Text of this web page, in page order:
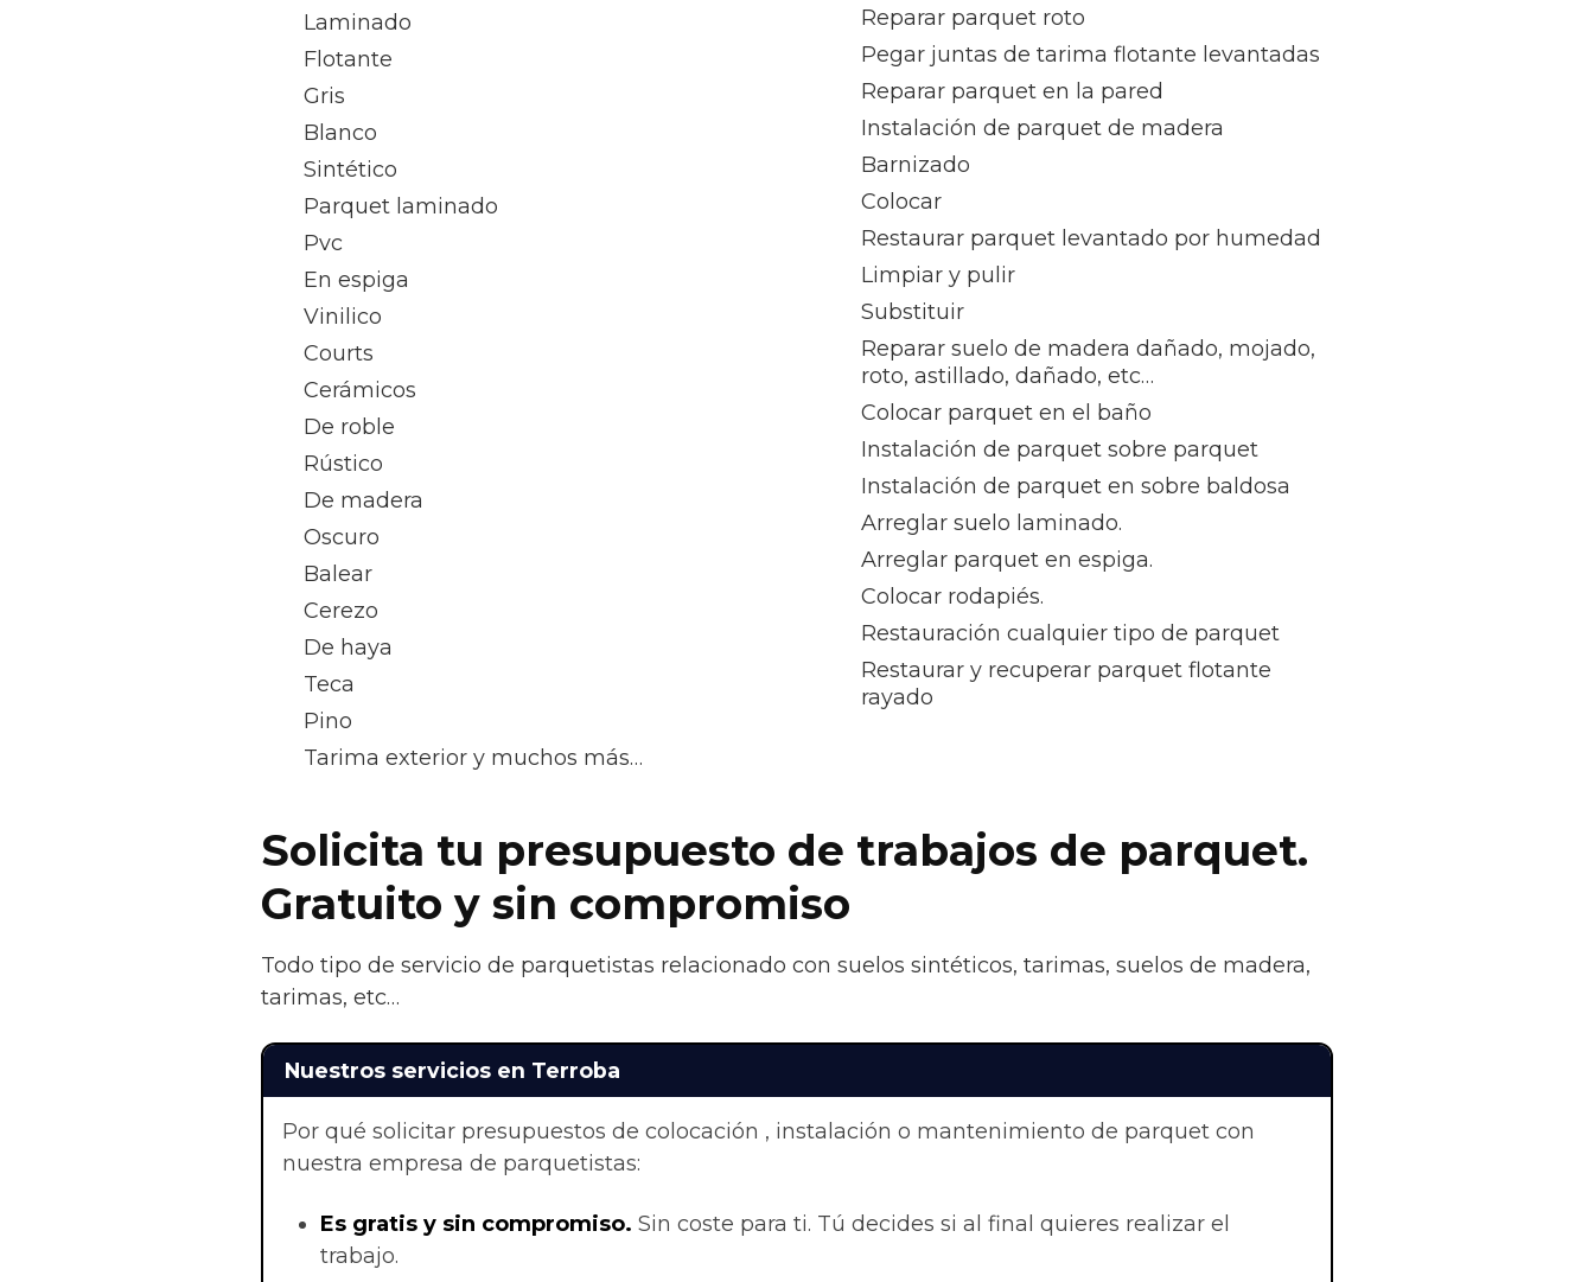
Laminado
Flotante
Gris
Blanco
Sintético
Parquet laminado
Pvc
En espiga
Vinilico
Courts
Cerámicos
De roble
Rústico
De madera
Oscuro
Balear
Cerezo
De haya
Teca
Pino
Tarima exterior y muchos más…
Reparar parquet roto
Pegar juntas de tarima flotante levantadas
Reparar parquet en la pared
Instalación de parquet de madera
Barnizado
Colocar
Restaurar parquet levantado por humedad
Limpiar y pulir
Substituir
Reparar suelo de madera dañado, mojado,
roto, astillado, dañado, etc…
Colocar parquet en el baño
Instalación de parquet sobre parquet
Instalación de parquet en sobre baldosa
Arreglar suelo laminado.
Arreglar parquet en espiga.
Colocar rodapiés.
Restauración cualquier tipo de parquet
Restaurar y recuperar parquet flotante
rayado
Solicita tu presupuesto de trabajos de parquet.
Gratuito y sin compromiso
Todo tipo de servicio de parquetistas relacionado con suelos sintéticos, tarimas, suelos de madera,
tarimas, etc…
Nuestros servicios en Terroba
Por qué solicitar presupuestos de colocación , instalación o mantenimiento de parquet con
nuestra empresa de parquetistas:
Es gratis y sin compromiso. Sin coste para ti. Tú decides si al final quieres realizar el
trabajo.